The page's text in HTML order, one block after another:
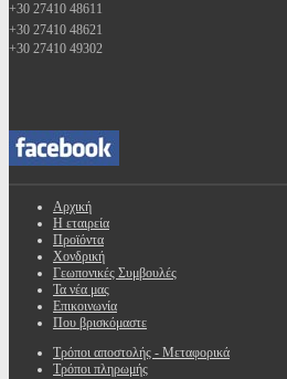
+30 27410 48611
+30 27410 48621
+30 27410 49302
Αρχική
Η εταιρεία
Προϊόντα
Χονδρική
Γεωπονικές Συμβουλές
Τα νέα μας
Επικοινωνία
Που βρισκόμαστε
Τρόποι αποστολής - Μεταφορικά
Τρόποι πληρωμής